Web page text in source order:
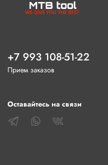
+7 993 108-51-22
Прием заказов
Оставайтесь на связи